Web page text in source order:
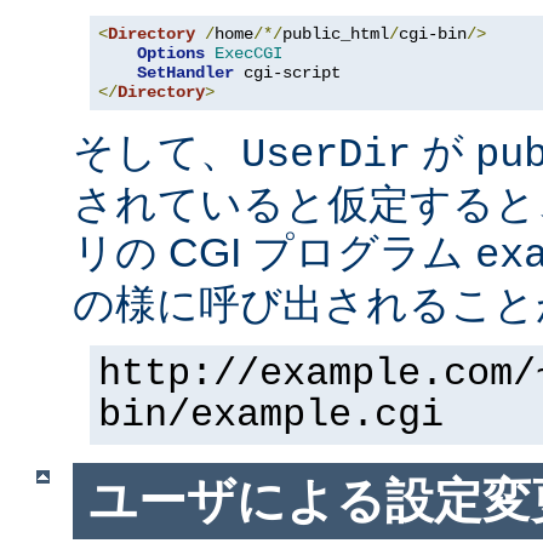
<Directory /home/*/public_html/cgi-bin/>
Options ExecCGI
SetHandler
</Directory>
そして、 UserDir が
されていると仮定する
リの CGI プログラム
の様に呼び出されるこ
http://
bin/example.cgi
ユーザによる設定